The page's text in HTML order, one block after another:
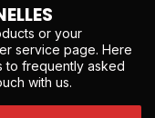
or your
service page. Here
to frequently asked
with us.